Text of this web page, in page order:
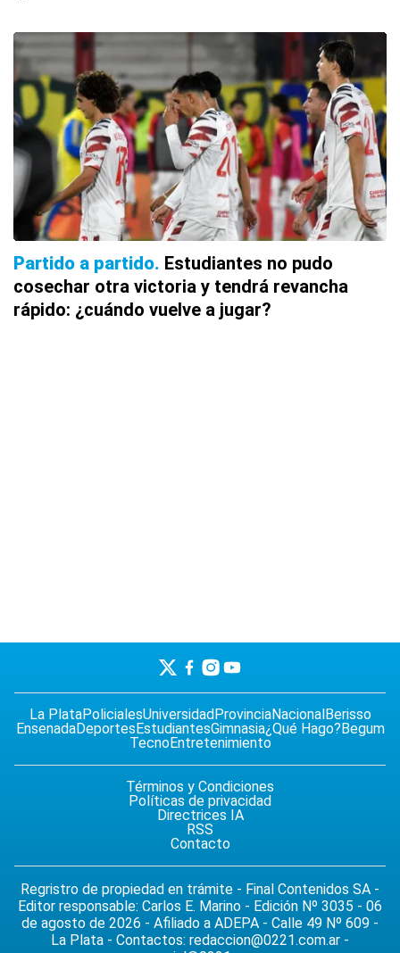
Partido a partido Estudiantes no pudo
cosechar otra victoria y tendrá revancha
rápido: ¿cuándo vuelve a jugar?
La PlataPolicialesUniversidadProvinciaNacionalBerisso
EnsenadaDeportesEstudiantesGimnasia¿Qué Hago?Begum
TecnoEntretenimiento
Términos y Condiciones
Políticas de privacidad
Directrices IA
RSS
Contacto
Regristro de propiedad en trámite - Final Contenidos SA -
Editor responsable: Carlos E. Marino - Edición Nº 3035 - 06
de agosto de 2026 - Afiliado a ADEPA - Calle 49 Nº 609 -
La Plata - Contactos: redaccion@0221.com.ar -